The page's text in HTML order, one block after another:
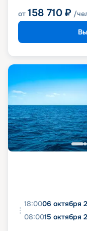
от 158 710 ₽ /
18:0006 октября
08:0015 октября